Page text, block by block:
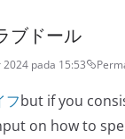
ブドール
pada 15:53
フbut if you
on how to